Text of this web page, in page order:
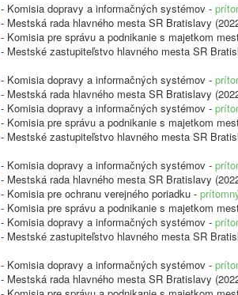
- Komisia dopravy a informačných systémov -
- Mestská rada hlavného mesta SR Bratislavy
- Komisia pre správu a podnikanie s majetkom
- Mestské zastupiteľstvo hlavného mesta SR
- Komisia dopravy a informačných systémov -
- Mestská rada hlavného mesta SR Bratislavy
- Komisia dopravy a informačných systémov -
- Komisia pre správu a podnikanie s majetkom
- Mestské zastupiteľstvo hlavného mesta SR
- Komisia dopravy a informačných systémov -
- Mestská rada hlavného mesta SR Bratislavy
- Komisia pre ochranu verejného poriadku -
- Komisia pre správu a podnikanie s majetkom
- Komisia dopravy a informačných systémov -
- Mestské zastupiteľstvo hlavného mesta SR
- Komisia dopravy a informačných systémov -
- Mestská rada hlavného mesta SR Bratislavy